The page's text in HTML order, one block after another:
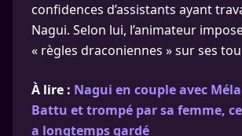
confidences d’assistants ayant
Nagui. Selon lui, l’animateur
« règles draconiennes » sur ses
À lire : Nagui en couple avec
Battu et trompé par sa femme, ce
a longtemps gardé